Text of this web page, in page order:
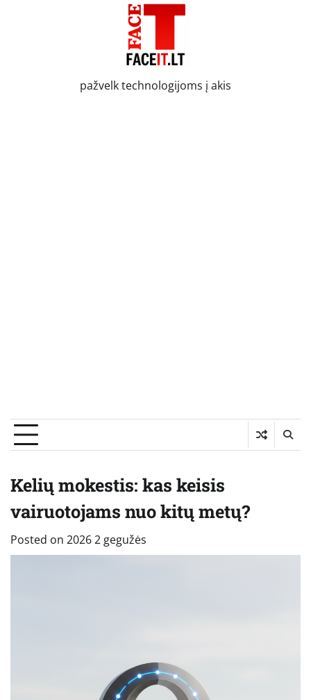
pažvelk technologijoms į akis
Kelių mokestis: kas keisis
vairuotojams nuo kitų metų?
Posted on 2026 2 gegužės